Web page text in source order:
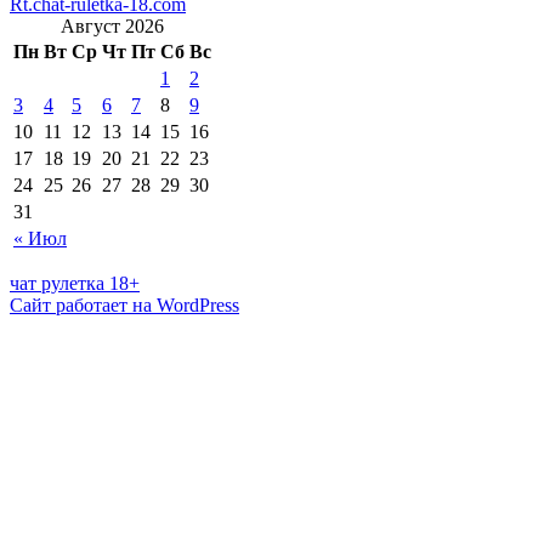
Август 2026
Пн Вт Ср Чт Пт Сб Вс
« Июл
1
2
3
4 5 6 7 8
9
10 11 12 13 14 15 16
17 18 19 20 21 22 23
24 25 26 27 28 29 30
31
чат рулетка 18+
Сайт работает на WordPress